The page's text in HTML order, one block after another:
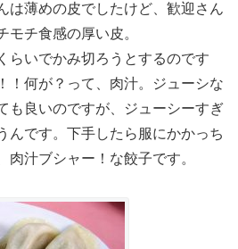
は薄めの皮でしたけど、歓迎さん
モチ食感の厚い皮。
らいでかみ切ろうとするのです
！何が？って、肉汁。ジューシな
も良いのですが、ジューシーすぎ
んです。下手したら服にかかっち
肉汁ブシャー！な餃子です。